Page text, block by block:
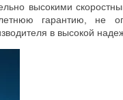
высокими
летнюю гарантию, не
в высокой